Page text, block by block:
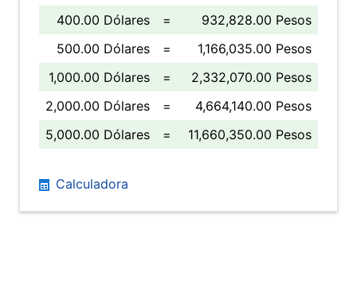
400.00 Dólares
=
932,828.00 Pesos
500.00 Dólares
=
1,166,035.00 Pesos
1,000.00 Dólares
=
2,332,070.00 Pesos
2,000.00 Dólares
=
4,664,140.00 Pesos
5,000.00 Dólares
= 11,660,350.00 Pesos
Calculadora